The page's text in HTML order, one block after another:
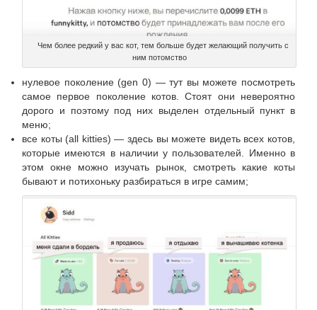
Чем более редкий у вас кот, тем больше будет желающий получить с
ним потомство
нулевое поколение (gen 0) — тут вы можете посмотреть
самое первое поколение котов. Стоят они невероятно
дорого и поэтому под них выделен отдельный пункт в
меню;
все коты (all kitties) — здесь вы можете видеть всех котов,
которые имеются в наличии у пользователей. Именно в
этом окне можно изучать рынок, смотреть какие коты
бывают и потихоньку разбираться в игре самим;